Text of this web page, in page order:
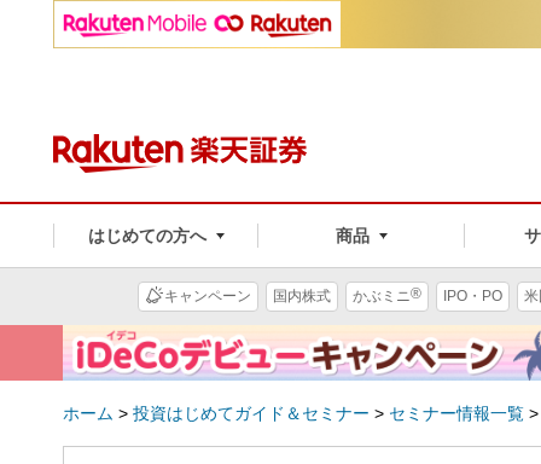
はじめての方へ 商品
キャンペーン 国内株式 かぶミニ® IPO・PO
ホーム > 投資はじめてガイド＆セミナー > セミナー情報一覧